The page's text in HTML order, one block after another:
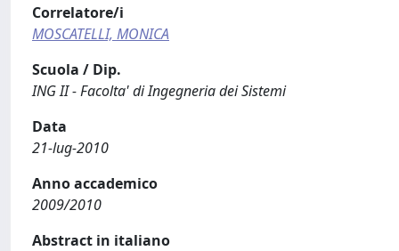
Correlatore/i
MOSCATELLI, MONICA
Scuola / Dip.
ING II - Facolta' di Ingegneria dei Sistemi
Data
21-lug-2010
Anno accademico
2009/2010
Abstract in italiano